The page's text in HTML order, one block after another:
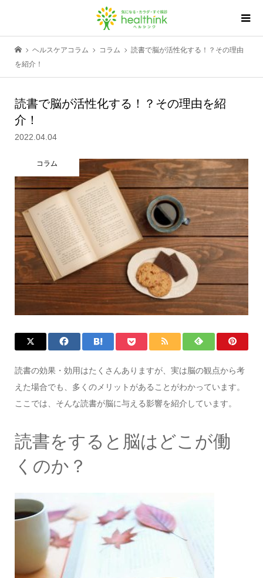
ヘルスケアコラム コラム
読書で脳が活性化する！？その理由
を紹介！
読書で脳が活性化する！？その理由を紹
介！
2022.04.04
コラム
読書の効果・効用はたくさんありますが、実は脳の観点から考
えた場合でも、多くのメリットがあることがわかっています。
ここでは、そんな読書が脳に与える影響を紹介しています。
読書をすると脳はどこが働
くのか？